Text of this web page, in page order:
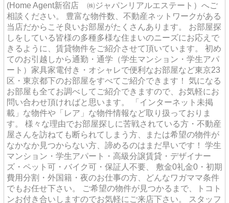
(Home Agent新宿店 ㈱ジャパンリアルエステート）へご
相談ください。 豊富な物件数、不動産ネットワークがある
当店だからこそ良いお部屋がたくさんあります。 お部屋探
しをしている皆様の多種多様な住まいのニーズにお応えで
きるように、賃貸物件をご紹介させて頂いています。 初め
てのお引越しから通勤・通学（学生マンション・学生アパ
ート）家具家電付き・オシャレで便利なお部屋など東京23
区・東京都下のお部屋をすべてご紹介できます！ 気になる
お部屋も全てお調べしてご紹介できますので、お気軽にお
問い合わせ頂ければと思います。 「インターネット未掲
載」な物件や「レア」な物件情報など取り扱っておりま
す。 様々な理由でお部屋探しに苦戦されている方・不動産
屋さんを訪ねても断られてしまう方、または希望の物件が
なかなか見つからない方、諦めるのはまだ早いです！ 学生
マンション・学生アパート・高級分譲賃貸・デザイナー
ズ・ペット可・バイク可・保証人不要、 敷金0礼金0・初期
費用分割・外国籍・夜のお仕事の方、どんなワガママ条件
でもお任せ下さい。 ご希望の物件が見つかるまで、トコト
ンお付き合いしますのでお気軽にご来店下さい。 スタッフ